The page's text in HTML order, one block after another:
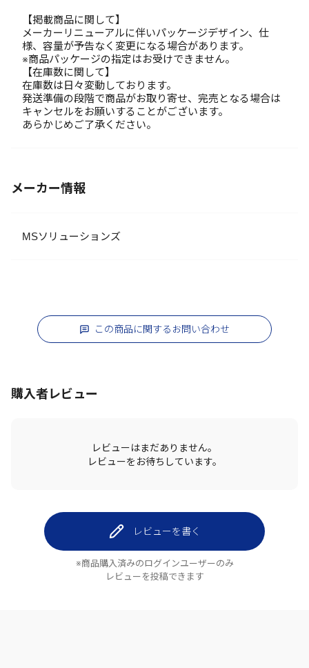
【掲載商品に関して】
メーカーリニューアルに伴いパッケージデザイン、仕
様、容量が予告なく変更になる場合があります。
※商品パッケージの指定はお受けできません。
【在庫数に関して】
在庫数は日々変動しております。
発送準備の段階で商品がお取り寄せ、完売となる場合は
キャンセルをお願いすることがございます。
あらかじめご了承ください。
メーカー情報
MSソリューションズ
この商品に関するお問い合わせ
購入者レビュー
レビューはまだありません。
レビューをお待ちしています。
レビューを書く
※商品購入済みのログインユーザーのみ
レビューを投稿できます